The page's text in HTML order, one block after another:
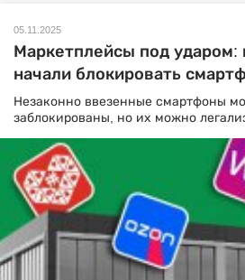
05.11.2025
Маркетплейсы под ударом:
начали блокировать
Незаконно ввезенные смартфоны
заблокированы, но их можно